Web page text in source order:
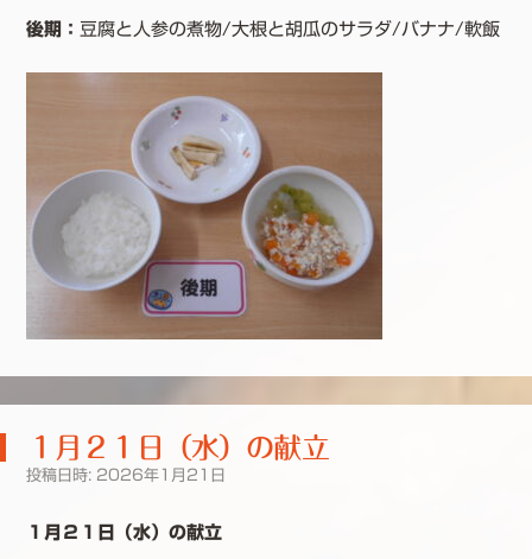
後期： 豆腐と人参の煮物/大根と胡瓜のサラダ/バナナ/軟飯
１月２１日（水）の献立
投稿日時: 2026年1月21日
１月２１日（水）の献立